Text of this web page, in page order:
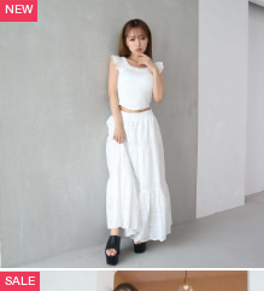
NEW
SALE